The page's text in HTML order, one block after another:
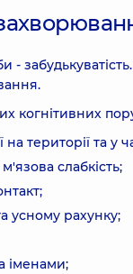
когнітивних
території та у
слабкість;
усному рахунку;
іменами;